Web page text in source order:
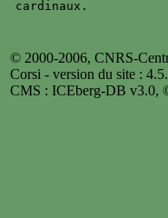
© 2000-2006, CNRS-
Corsi - version du site :
CMS : ICEberg-DB v3.0,